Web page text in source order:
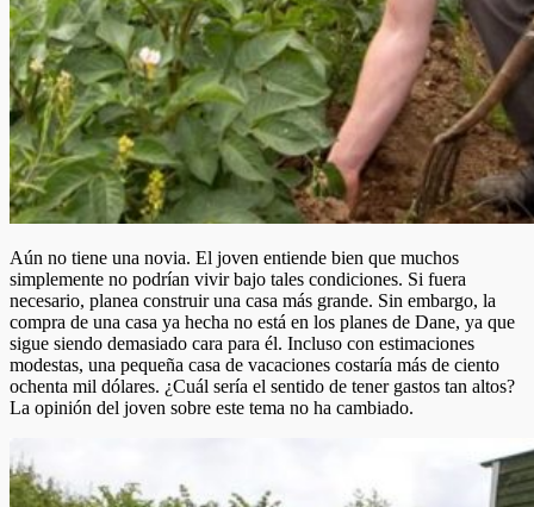
Aún no tiene una novia. El joven entiende bien que muchos
simplemente no podrían vivir bajo tales condiciones. Si fuera
necesario, planea construir una casa más grande. Sin embargo, la
compra de una casa ya hecha no está en los planes de Dane, ya que
sigue siendo demasiado cara para él. Incluso con estimaciones
modestas, una pequeña casa de vacaciones costaría más de ciento
ochenta mil dólares. ¿Cuál sería el sentido de tener gastos tan altos?
La opinión del joven sobre este tema no ha cambiado.